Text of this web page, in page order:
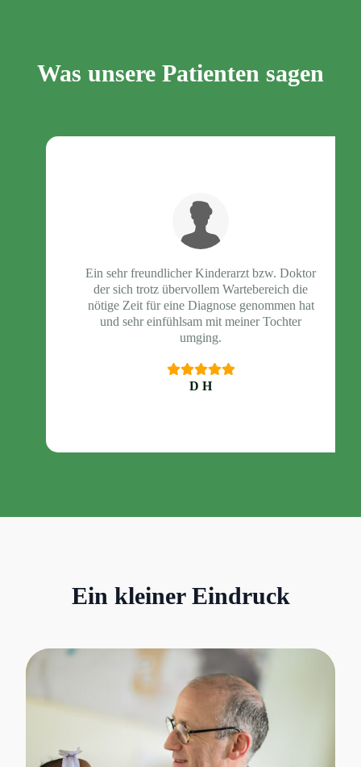
Was unsere Patienten sagen
Ein sehr freundlicher Kinderarzt bzw. Doktor
der sich trotz übervollem Wartebereich die
nötige Zeit für eine Diagnose genommen hat
und sehr einfühlsam mit meiner Tochter
umging.
D H
Ein kleiner Eindruck